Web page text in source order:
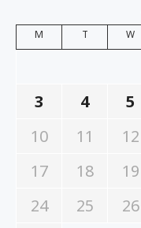
M T W
3
4 5
10
11 12
17
18 19
24
25 26